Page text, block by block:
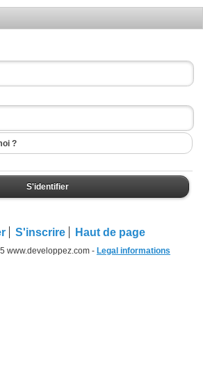
?
S'identifier
S'inscrire Haut de page
www.developpez.com - Legal informations